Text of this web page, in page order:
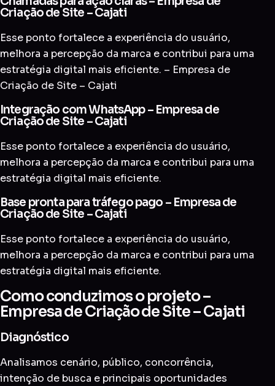
Criação de Site – Cajati
Esse ponto fortalece a experiência do usuário,
melhora a percepção da marca e contribui para uma
estratégia digital mais eficiente. – Empresa de
Criação de Site – Cajati
Integração com WhatsApp – Empresa de
Criação de Site – Cajati
Esse ponto fortalece a experiência do usuário,
melhora a percepção da marca e contribui para uma
estratégia digital mais eficiente.
Base pronta para tráfego pago – Empresa de
Criação de Site – Cajati
Esse ponto fortalece a experiência do usuário,
melhora a percepção da marca e contribui para uma
estratégia digital mais eficiente.
Como conduzimos o projeto –
Empresa de Criação de Site – Cajati
Diagnóstico
Analisamos cenário, público, concorrência,
intenção de busca e principais oportunidades